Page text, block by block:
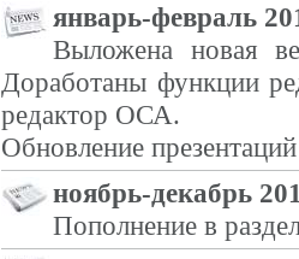
январь-февраль
Выложена новая
Доработаны функции
редактор ОСА.
Обновление
ноябрь-декабрь
Пополнение в